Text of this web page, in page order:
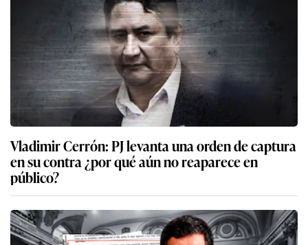
Vladimir Cerrón: PJ levanta una orden de captura
en su contra ¿por qué aún no reaparece en
público?